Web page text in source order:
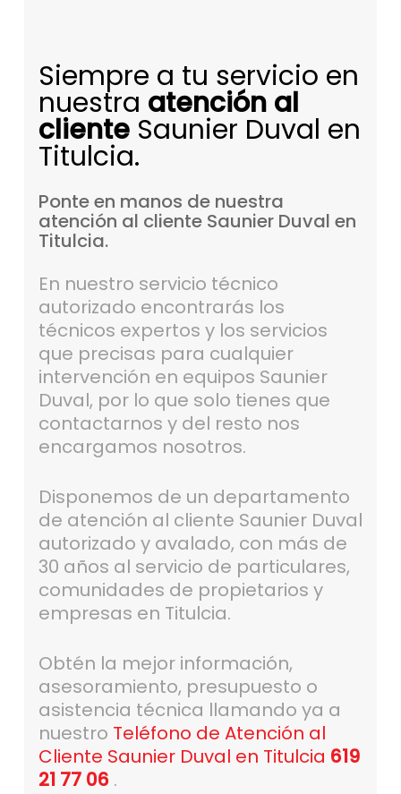
Siempre a tu servicio en
nuestra atención al
clienteSaunier Duval en
Titulcia.
Ponteen manos de nuestra
atención al cliente Saunier Duval en
Titulcia.
En nuestro servicio técnico
autorizado encontrarás los
técnicos expertos y los servicios
que precisas para cualquier
intervención en equipos Saunier
Duval, por lo que solo tienes que
contactarnos y del resto nos
encargamos nosotros.
Disponemos de un departamento
de atención al cliente Saunier Duval
autorizado y avalado, con más de
30 años al servicio de particulares,
comunidades de propietarios y
empresas en Titulcia.
Obtén la mejor información,
asesoramiento, presupuesto o
asistencia técnica llamando ya a
nuestro Teléfono de Atención al
Cliente Saunier Duval en Titulcia 619
21 77 06 .